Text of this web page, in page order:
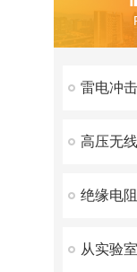
高压无
绝缘电